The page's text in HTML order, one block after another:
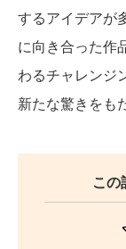
するアイデアが
に向き合った作
わるチャレンジ
新たな驚きをも
この